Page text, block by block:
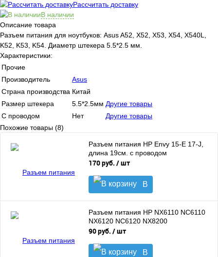
Рассчитать доставку
В наличии
Описание товара
Разъем питания для ноутбуков: Asus A52, X52, X53, X54, X540L,
K52, K53, K54. Диаметр штекера 5.5*2.5 мм.
Характеристики:
Прочие
Производитель
Asus
Страна производства Китай
Размер штекера
5.5*2.5мм Другие товары
С проводом
Нет
Другие товары
Похожие товары (8)
Разъем питания HP Envy 15-E 17-J,
длина 19см. с проводом
170 руб. / шт
В
корзину
Разъем питания HP NX6110 NC6110
NX6120 NC6120 NX8200
90 руб. / шт
В